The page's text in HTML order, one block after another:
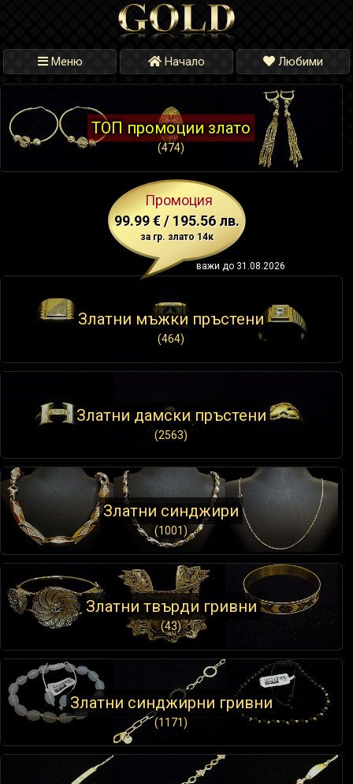
Меню Начало Любими
ТОП промоции злато
(474)
Промоция
99.99 € / 195.56 лв.
за гр. злато 14к
важи до 31.08.2026
Златни мъжки пръстени
(464)
Златни дамски пръстени
(2563)
Златни синджири
(1001)
Златни твърди гривни
(43)
Златни синджирни гривни
(1171)